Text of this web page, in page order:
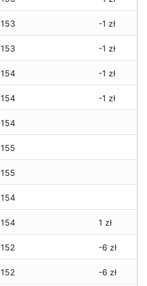
153 -1 zł
153 -1 zł
154 -1 zł
154 -1 zł
154
155
155
154
154 1 zł
152 -6 zł
152 -6 zł